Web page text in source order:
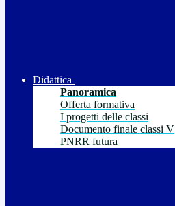
Didattica
Panoramica
Offerta formativa
I progetti delle classi
Documento finale classi V
PNRR futura